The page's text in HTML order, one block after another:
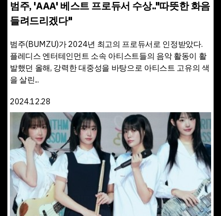
범주, 'AAA' 베스트 프로듀서 수상.."따뜻한 화음
들려드리겠다"
범주(BUMZU)가 2024년 최고의 프로듀서로 인정받았다.
플레디스 엔터테인먼트 소속 아티스트들의 음악 활동이 활
발했던 올해, 강력한 대중성을 바탕으로 아티스트 고유의 색
을 살린...
2024.12.28